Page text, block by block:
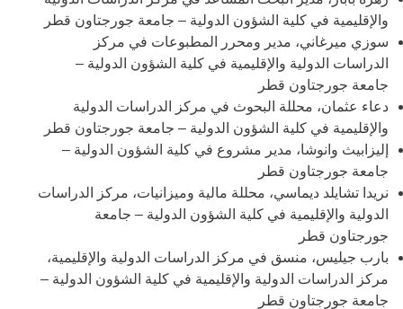
والإقليمية في كلية الشؤون الدولية – جامعة جورجتاون قطر
سوزي ميرغاني، مدير ومحرر المطبوعات في مركز
الدراسات الدولية والإقليمية في كلية الشؤون الدولية –
جامعة جورجتاون قطر
دعاء عثمان، محللة البحوث في مركز الدراسات الدولية
والإقليمية في كلية الشؤون الدولية – جامعة جورجتاون قطر
إليزابيث وانوشا، مدير مشروع في كلية الشؤون الدولية –
جامعة جورجتاون قطر
نريدا تشايلد ديماسي، محللة مالية وميزانيات، مركز الدراسات
الدولية والإقليمية في كلية الشؤون الدولية – جامعة
جورجتاون قطر
بارب جيليس، منسق في مركز الدراسات الدولية والإقليمية،
مركز الدراسات الدولية والإقليمية في كلية الشؤون الدولية –
جامعة جورجتاون قطر